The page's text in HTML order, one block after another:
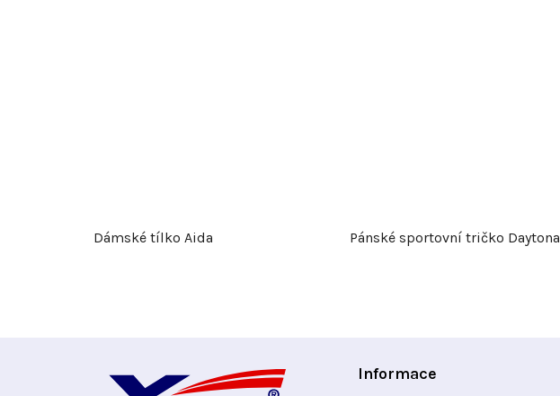
Dámské tílko Aida Pánské sportovní tričko Daytona
Informace